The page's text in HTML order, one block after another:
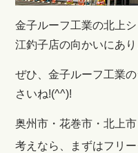
金子ルーフ工業の北上
江釣子店の向かいにあり
ぜひ、金子ルーフ工業
さいね!(^^)!
奥州市・花巻市・北上
考えなら、まずはフリ